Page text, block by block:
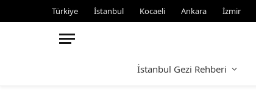
Türkiye İstanbul Kocaeli Ankara İzmir
İstanbul Gezi Rehberi